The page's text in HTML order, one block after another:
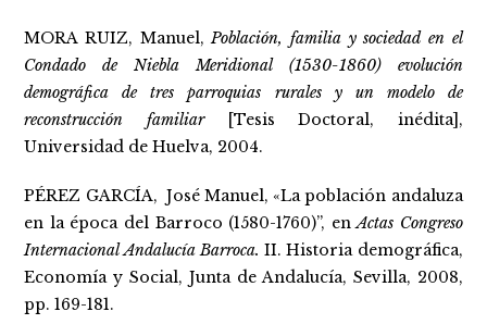
MORA RUIZ, Manuel,Población, familia y sociedad en el
Condado de Niebla Meridional (1530-1860) evolución
demográfica de tres parroquias rurales y un modelo de
reconstrucción familiar
[Tesis Doctoral, inédita],
Universidad de Huelva, 2004.
PÉREZ GARCÍA, José Manuel, «La población andaluza
en la época del Barroco (1580-1760)”, enActas Congreso
Internacional Andalucía Barroca.II. Historia demográfica,
Economía y Social, Junta de Andalucía, Sevilla, 2008,
pp. 169-181.